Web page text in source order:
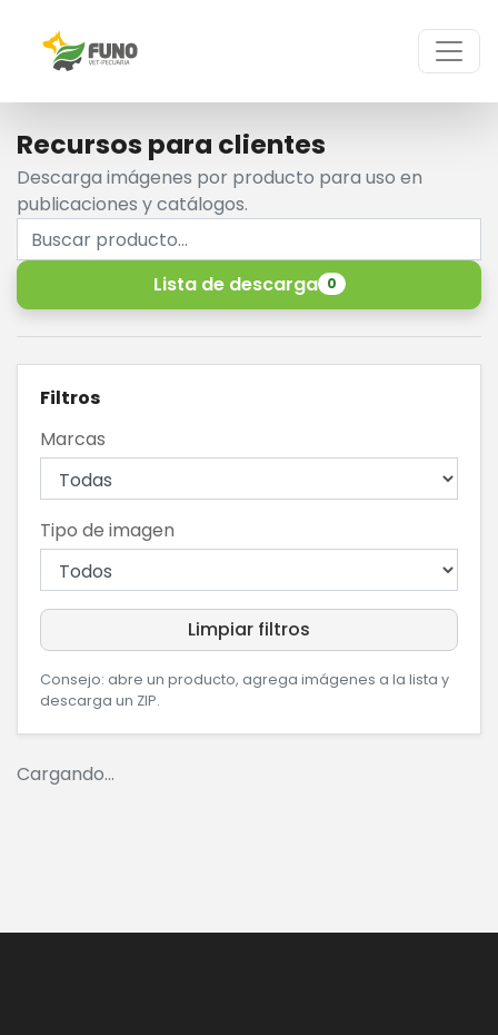
Recursos para clientes
Descarga imágenes por producto para uso en
publicaciones y catálogos.
Lista de descarga 0
Filtros
Marcas
Tipo de imagen
Limpiar filtros
Consejo: abre un producto, agrega imágenes a la lista y
descarga un ZIP.
Cargando...